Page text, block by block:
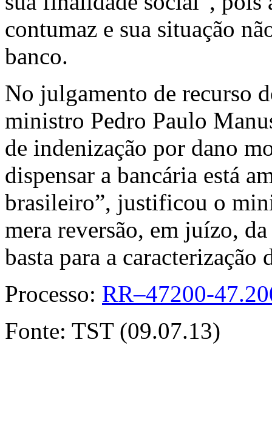
contumaz e sua situação
banco.
No julgamento de recurso
ministro Pedro Paulo
de indenização por dano
dispensar a bancária está
brasileiro”, justificou o
mera reversão, em juízo,
basta para a
Processo: RR–47200-
Fonte: TST (09.07.13)